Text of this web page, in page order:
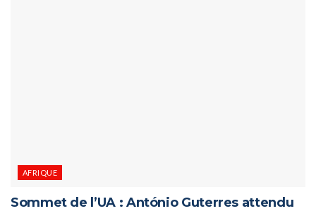
AFRIQUE
Sommet de l’UA : António Guterres attendu